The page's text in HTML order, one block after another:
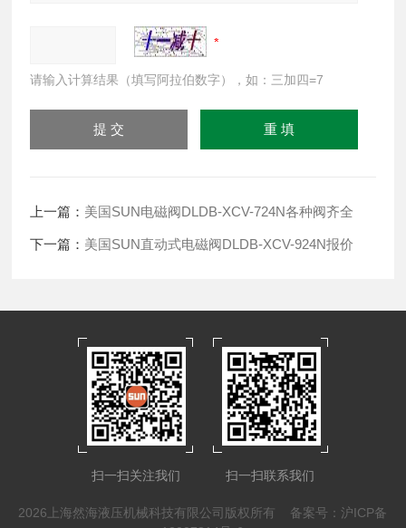
请输入计算结果（填写阿拉伯数字），如：三加四=7
上一篇： 美国SUN电磁阀DLDB-XCV-724N各种阀齐全
下一篇： 美国SUN直动式电磁阀DLDB-XCV-924N报价
扫一扫关注我们 扫一扫联系我们
2026上海然海液压机械科技有限公司版权所有 备案号：沪ICP备